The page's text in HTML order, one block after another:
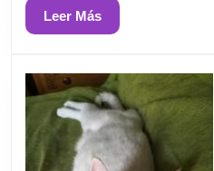
Leer MásLeer
Más